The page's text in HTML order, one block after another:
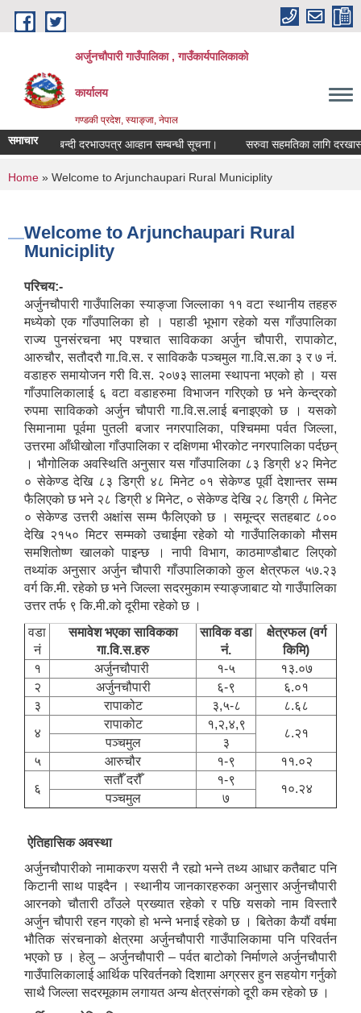
Skip to main content
अर्जुनचौपारी गाउँपालिका , गाउँकार्यपालिकाको
कार्यालय
गण्डकी प्रदेश, स्याङ्जा, नेपाल
समाचार
सिलबन्दी दरभाउपत्र आव्हान सम्बन्धी सूचना। सरुवा सहमतिका लागि दरखास्त
You are here
Home » Welcome to Arjunchaupari Rural Municiplity
Welcome to Arjunchaupari Rural
Municiplity
परिचय:-
अर्जुनचौपारी गाउँपालिका स्याङ्जा जिल्लाका ११ वटा स्थानीय तहहरु
मध्येको एक गाँउपालिका हो । पहाडी भूभाग रहेको यस गाँउपालिका
राज्य पुनसंरचना भए पश्चात साविकका अर्जुन चौपारी, रापाकोट,
आरुचौर, सतौदरौ गा.वि.स. र साविककै पञ्चमुल गा.वि.स.का ३ र ७ नं.
वडाहरु समायोजन गरी वि.स. २०७३ सालमा स्थापना भएको हो । यस
गाँउपालिकालाई ६ वटा वडाहरुमा विभाजन गरिएको छ भने केन्द्रको
रुपमा साविकको अर्जुन चौपारी गा.वि.स.लाई बनाइएको छ । यसको
सिमानामा पूर्वमा पुतली बजार नगरपालिका, पश्चिममा पर्वत जिल्ला,
उत्तरमा आँधीखोला गाँउपालिका र दक्षिणमा भीरकोट नगरपालिका पर्दछन्
। भौगोलिक अवस्थिति अनुसार यस गाँउपालिका ८३ डिग्री ४२ मिनेट
० सेकेण्ड देखि ८३ डिग्री ४८ मिनेट ०१ सेकेण्ड पूर्वी देशान्तर सम्म
फैलिएको छ भने २८ डिग्री ४ मिनेट, ० सेकेण्ड देखि २८ डिग्री ८ मिनेट
० सेकेण्ड उत्तरी अक्षांस सम्म फैलिएको छ । समून्द्र सतहबाट ८००
देखि २१५० मिटर सम्मको उचाईमा रहेको यो गाउँपालिकाको मौसम
समशितोष्ण खालको पाइन्छ । नापी विभाग, काठमाण्डौबाट लिएको
तथ्यांक अनुसार अर्जुन चौपारी गाँउपालिकाको कुल क्षेत्रफल ५७.२३
वर्ग कि.मी. रहेको छ भने जिल्ला सदरमुकाम स्याङ्जाबाट यो गाउँपालिका
उत्तर तर्फ ९ कि.मी.को दूरीमा रहेको छ ।
वडा
नं
समावेश भएका साविकका
गा.वि.स.हरु
साविक वडा
नं.
क्षेत्रफल (वर्ग
किमि)
१
अर्जुनचौपारी १-५
१३.०७
२
अर्जुनचौपारी ६-९
६.०१
३
रापाकोट ३,५-८
८.६८
४
रापाकोट १,२,४,९
८.२१
पञ्चमुल
३
५
आरुचौर १-९
११.०२
६
सतौँ दरौँ १-९
१०.२४
पञ्चमुल ७
ऐतिहासिक अवस्था
अर्जुनचौपारीको नामाकरण यसरी नै रह्यो भन्ने तथ्य आधार कतैबाट पनि
किटानी साथ पाइदैन । स्थानीय जानकारहरुका अनुसार अर्जुनचौपारी
आरनको चौतारी ठाँउले प्रख्यात रहेको र पछि यसको नाम विस्तारै
अर्जुन चौपारी रहन गएको हो भन्ने भनाई रहेको छ । बितेका कैयौं वर्षमा
भौतिक संरचनाको क्षेत्रमा अर्जुनचौपारी गाउँपालिकामा पनि परिवर्तन
भएको छ । हेलु – अर्जुनचौपारी – पर्वत बाटोको निर्माणले अर्जुनचौपारी
गाउँपालिकालाई आर्थिक परिवर्तनको दिशामा अग्रसर हुन सहयोग गर्नुको
साथै जिल्ला सदरमूकाम लगायत अन्य क्षेत्रसंगको दूरी कम रहेको छ ।